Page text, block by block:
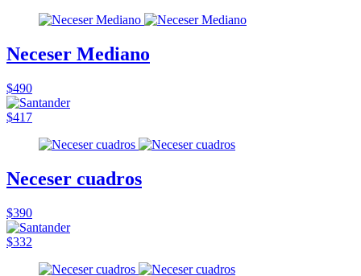
Neceser Mediano
$490
$417
Neceser cuadros
$390
$332